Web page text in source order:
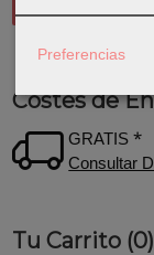
Costes de
GRATIS *
Consultar
Tu Carrito (0)
Preferencias